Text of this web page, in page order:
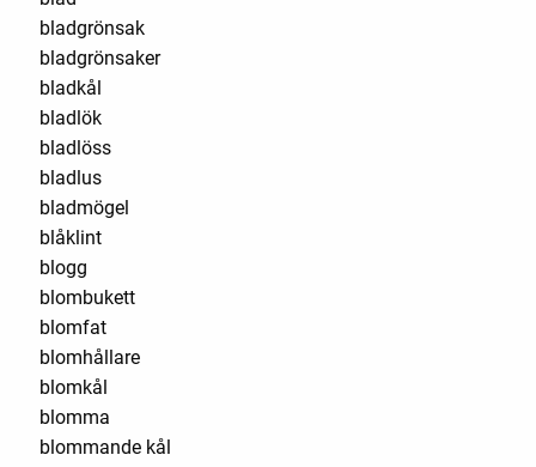
bladgrönsak
bladgrönsaker
bladkål
bladlök
bladlöss
bladlus
bladmögel
blåklint
blogg
blombukett
blomfat
blomhållare
blomkål
blomma
blommande kål